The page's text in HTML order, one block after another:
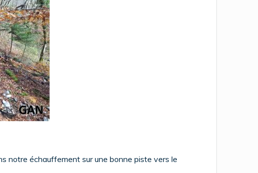
notre échauffement sur une bonne piste vers le